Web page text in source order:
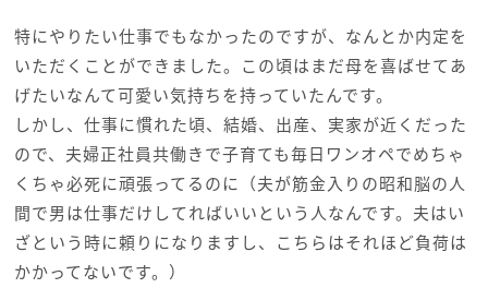
特にやりたい仕事でもなかったのですが、なんとか内定を
いただくことができました。この頃はまだ母を喜ばせてあ
げたいなんて可愛い気持ちを持っていたんです。
しかし、仕事に慣れた頃、結婚、出産、実家が近くだった
ので、夫婦正社員共働きで子育ても毎日ワンオペでめちゃ
くちゃ必死に頑張ってるのに（夫が筋金入りの昭和脳の人
間で男は仕事だけしてればいいという人なんです。夫はい
ざという時に頼りになりますし、こちらはそれほど負荷は
かかってないです。）